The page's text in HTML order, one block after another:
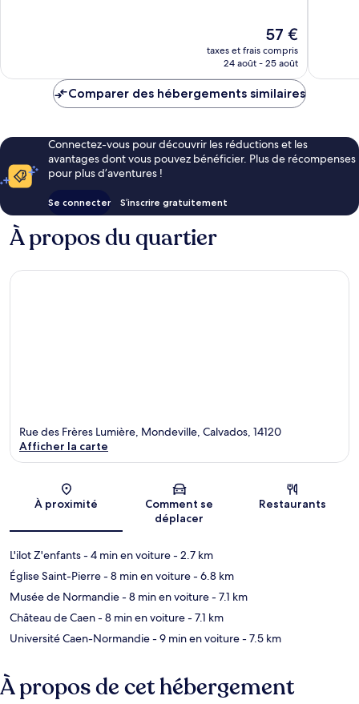
Le
nouveau
prix
de
57 €
taxes et frais compris
24 août - 25 août
Comparer des hébergements similaires
Connectez-vous pour découvrir les réductions et les
avantages dont vous pouvez bénéficier. Plus de récompenses
pour plus d’aventures !
Se connecter S’inscrire gratuitement
À propos du quartier
Carte
Rue des Frères Lumière, Mondeville, Calvados, 14120
Afficher la carte
À proximité
Comment se
déplacer
Restaurants
L'ilot Z'enfants- 4 min en voiture- 2.7 km
Église Saint-Pierre- 8 min en voiture- 6.8 km
Musée de Normandie- 8 min en voiture- 7.1 km
Château de Caen- 8 min en voiture- 7.1 km
Université Caen-Normandie- 9 min en voiture- 7.5 km
À propos de cet hébergement